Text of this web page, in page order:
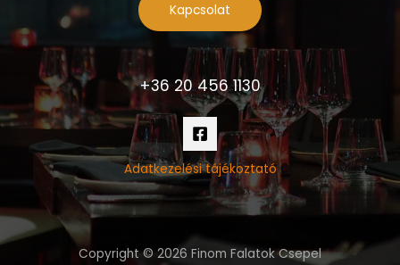
Kapcsolat
+36 20 456 1130
Adatkezelési tájékoztató
Copyright © 2026 Finom Falatok Csepel